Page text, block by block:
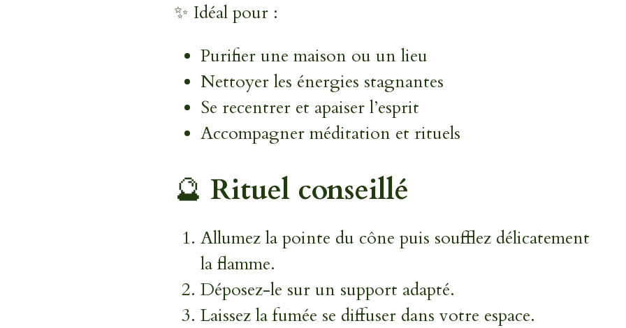
✨ Idéal pour :
Purifier une maison ou un lieu
Nettoyer les énergies stagnantes
Se recentrer et apaiser l’esprit
Accompagner méditation et rituels
🔮 Rituel conseillé
Allumez la pointe du cône puis soufflez délicatement
la flamme.
Déposez-le sur un support adapté.
Laissez la fumée se diffuser dans votre espace.